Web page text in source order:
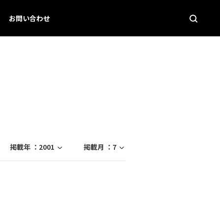
お問い合わせ
掲載年 ： 2001 掲載月 ： 7